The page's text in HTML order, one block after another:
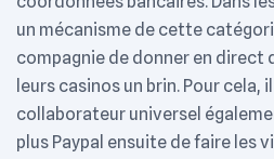
un mécanisme de cette
compagnie de donner en direct
leurs casinos un brin. Pour cela,
collaborateur universel
plus Paypal ensuite de faire les